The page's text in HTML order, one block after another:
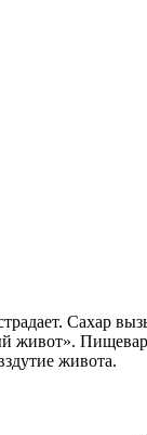
Сахар
живот».
живота.